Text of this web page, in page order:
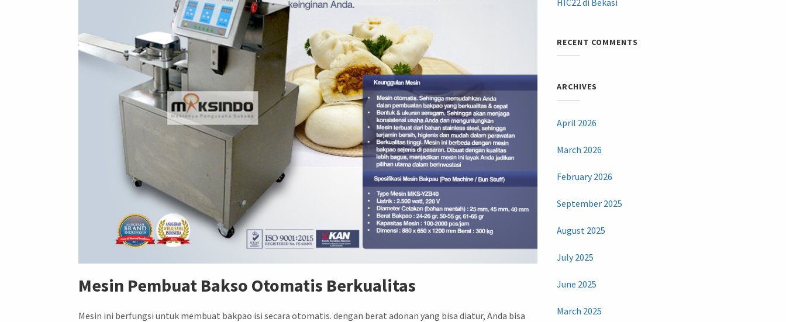
Mesin Pembuat Bakso Otomatis Berkualitas
Mesin ini berfungsi untuk membuat bakpao isi secara otomatis. dengan berat adonan yang bisa diatur, Anda bisa
HIC22 di Bekasi
RECENT COMMENTS
ARCHIVES
April 2026
March 2026
February 2026
September 2025
August 2025
July 2025
June 2025
March 2025